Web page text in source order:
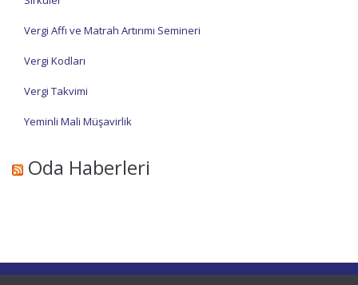
Vergi Affı ve Matrah Artırımı Semineri
Vergi Kodları
Vergi Takvimi
Yeminli Mali Müşavirlik
Oda Haberleri